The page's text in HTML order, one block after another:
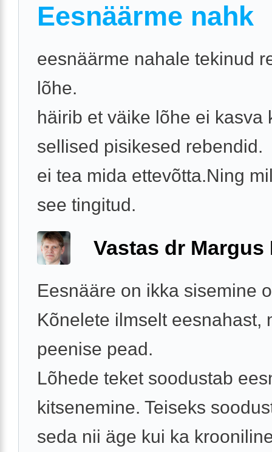
Eesnäärme nahk
eesnäärme nahale tekinud
lõhe.
häirib et väike lõhe ei kasva
sellised pisikesed rebendid.
ei tea mida ettevõtta.Ning
see tingitud.
Vastas dr Margus
Eesnääre on ikka sisemine
Kõnelete ilmselt eesnahast,
peenise pead.
Lõhede teket soodustab
kitsenemine. Teiseks
seda nii äge kui ka